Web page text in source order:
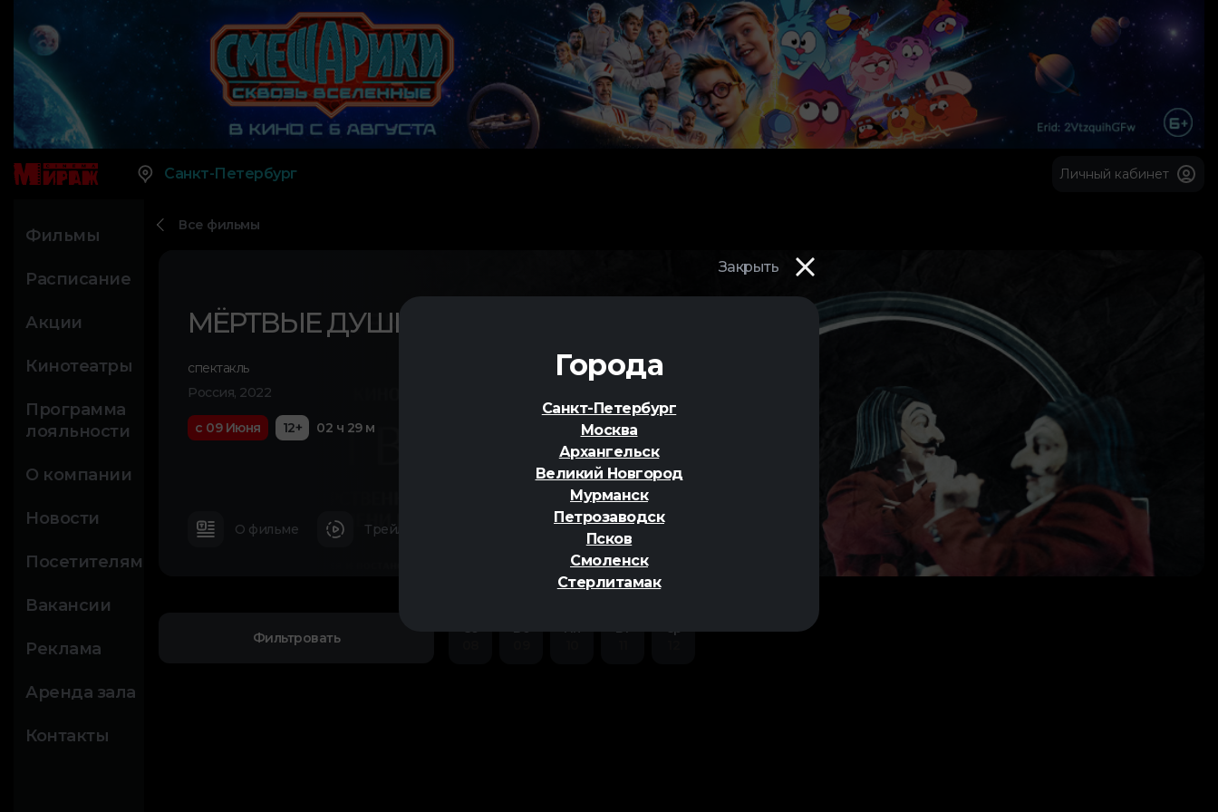
Закрыть
Города
Санкт-Петербург
Москва
Архангельск
Великий Новгород
Мурманск
Петрозаводск
Псков
Смоленск
Стерлитамак
Санкт-Петербург Личный кабинет
Фильмы
Расписание
Акции
Кинотеатры
Программа
лояльности
О компании
Новости
Посетителям
Вакансии
Реклама
Аренда зала
Контакты
Все фильмы
МЁРТВЫЕ ДУШИ
спектакль
Россия, 2022
с 09 Июня 12+ 02 ч 29 м
О фильме Трейлер
Фильтровать
Сб
Вс
Пн
Вт
Ср